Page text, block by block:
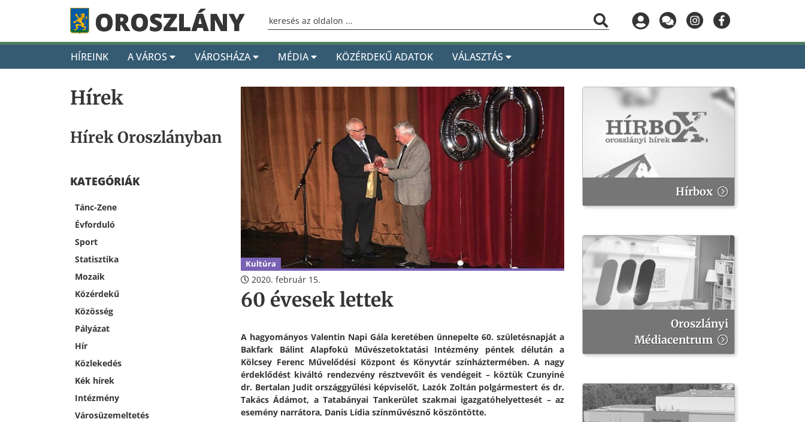
HÍREINK A VÁROS VÁROSHÁZA MÉDIA KÖZÉRDEKŰ ADATOK VÁLASZTÁS
Hírek
Hírek Oroszlányban
KATEGÓRIÁK
Tánc-Zene
Évforduló
Sport
Statisztika
Mozaik
Közérdekű
Közösség
Pályázat
Hír
Közlekedés
Kék hírek
Intézmény
Városüzemeltetés
Kultúra
2020. február 15.
60 évesek lettek
A hagyományos Valentin Napi Gála keretében ünnepelte 60. születésnapját a
Bakfark Bálint Alapfokú Művészetoktatási Intézmény péntek délután a
Kölcsey Ferenc Művelődési Központ és Könyvtár színháztermében. A nagy
érdeklődést kiváltó rendezvény résztvevőit és vendégeit – köztük Czunyiné
dr. Bertalan Judit országgyűlési képviselőt, Lazók Zoltán polgármestert és dr.
Takács Ádámot, a Tatabányai Tankerület szakmai igazgatóhelyettesét – az
esemény narrátora, Danis Lídia színművésznő köszöntötte.
Hírbox
Oroszlányi
Médiacentrum